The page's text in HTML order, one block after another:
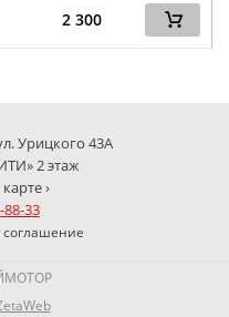
2 300
Урицкого 43А
2 этаж
›
88-33
соглашение